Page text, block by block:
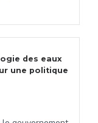
des eaux
une politique